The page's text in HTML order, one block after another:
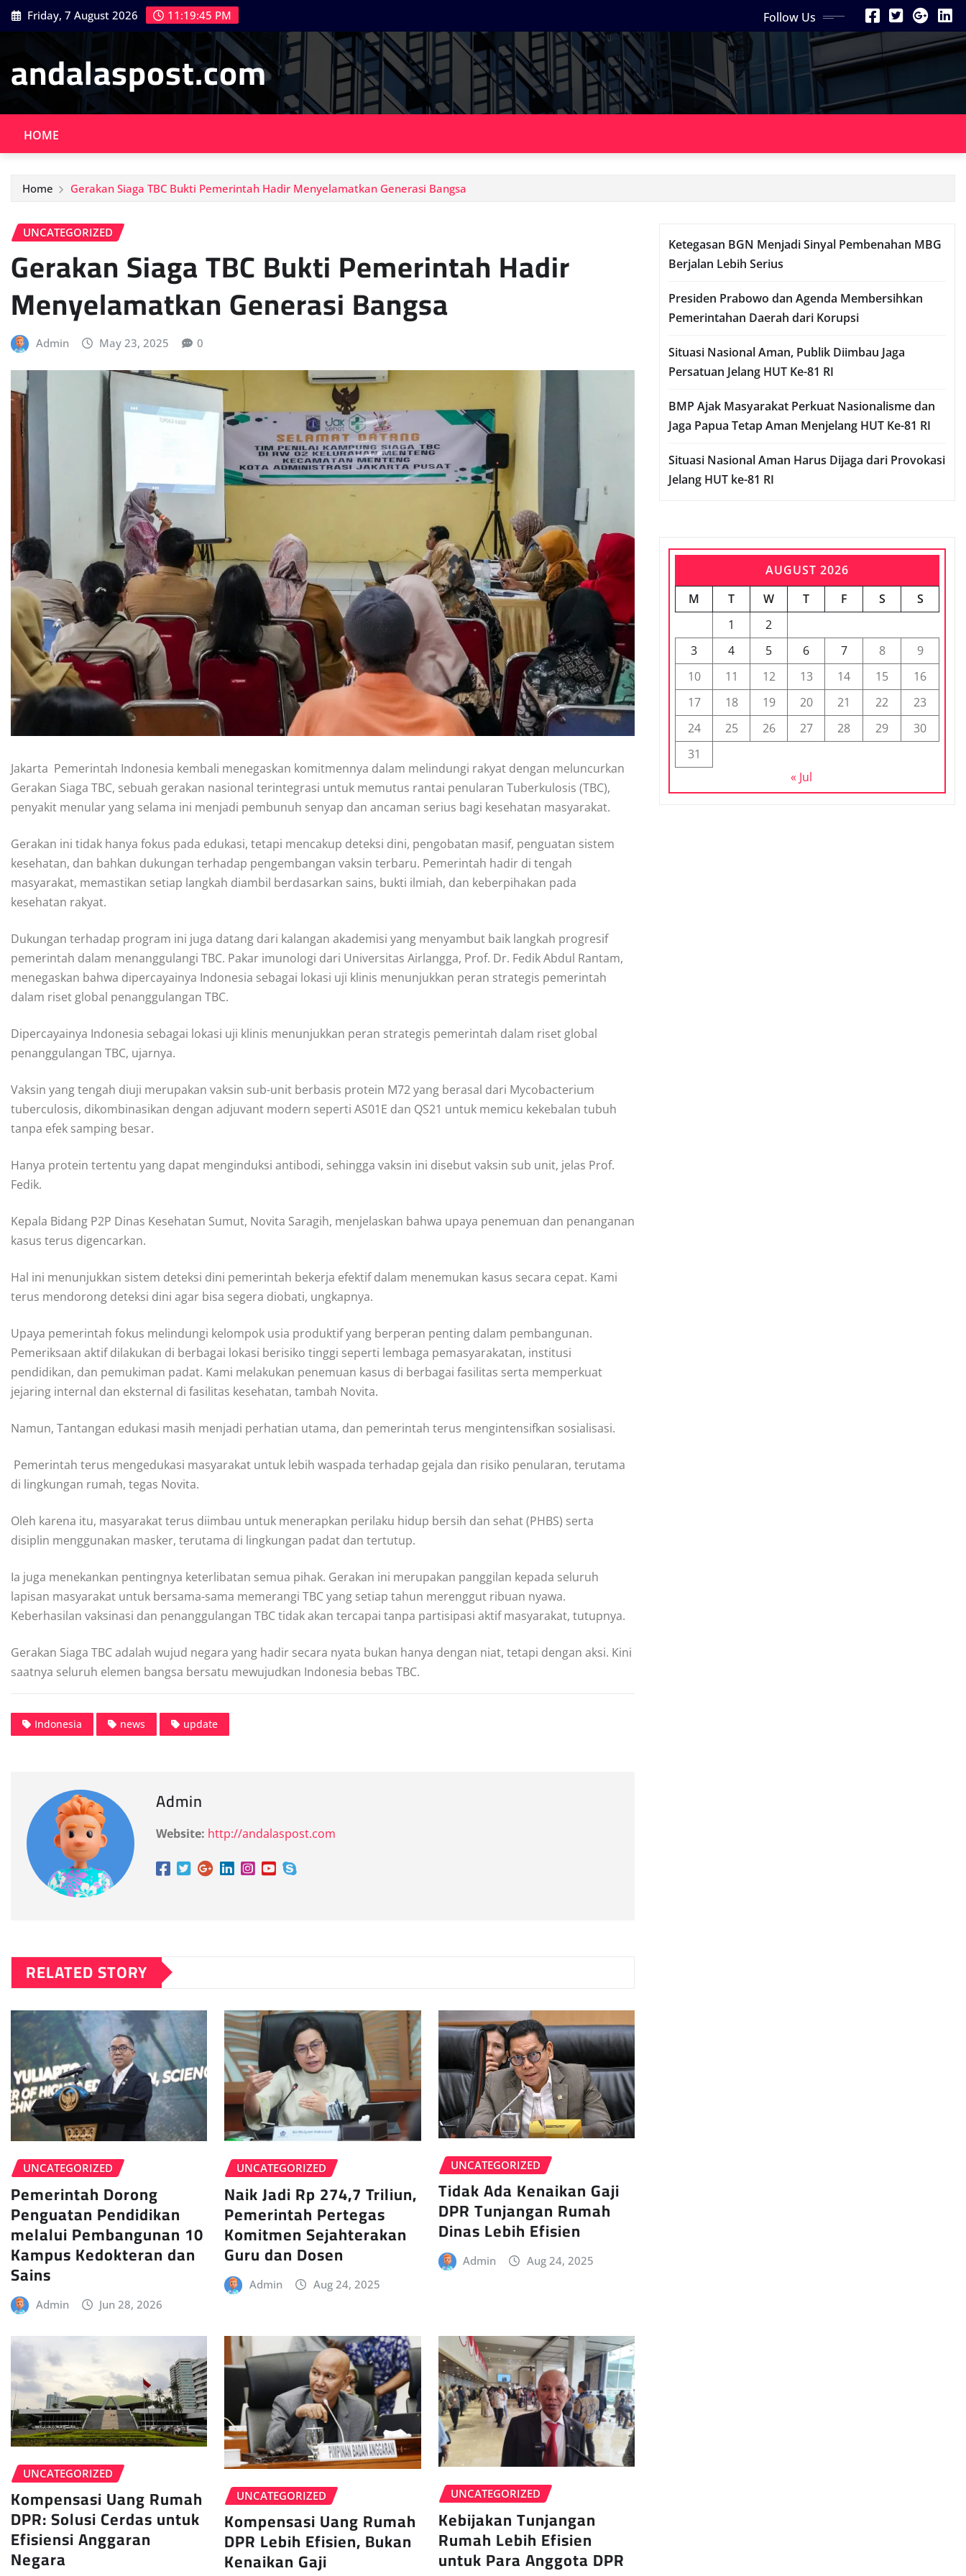
Skip
to
Friday, 7 August 2026 11:19:46 PM Follow Us
andalaspost.com
HOME
Home Gerakan Siaga TBC Bukti Pemerintah Hadir Menyelamatkan Generasi Bangsa
UNCATEGORIZED
Gerakan Siaga TBC Bukti Pemerintah Hadir
Menyelamatkan Generasi Bangsa
Admin May 23, 2025 0
Jakarta  Pemerintah Indonesia kembali menegaskan komitmennya dalam melindungi rakyat dengan meluncurkan
Gerakan Siaga TBC, sebuah gerakan nasional terintegrasi untuk memutus rantai penularan Tuberkulosis (TBC),
penyakit menular yang selama ini menjadi pembunuh senyap dan ancaman serius bagi kesehatan masyarakat.
Gerakan ini tidak hanya fokus pada edukasi, tetapi mencakup deteksi dini, pengobatan masif, penguatan sistem
kesehatan, dan bahkan dukungan terhadap pengembangan vaksin terbaru. Pemerintah hadir di tengah
masyarakat, memastikan setiap langkah diambil berdasarkan sains, bukti ilmiah, dan keberpihakan pada
kesehatan rakyat.
Dukungan terhadap program ini juga datang dari kalangan akademisi yang menyambut baik langkah progresif
pemerintah dalam menanggulangi TBC. Pakar imunologi dari Universitas Airlangga, Prof. Dr. Fedik Abdul Rantam,
menegaskan bahwa dipercayainya Indonesia sebagai lokasi uji klinis menunjukkan peran strategis pemerintah
dalam riset global penanggulangan TBC.
Dipercayainya Indonesia sebagai lokasi uji klinis menunjukkan peran strategis pemerintah dalam riset global
penanggulangan TBC, ujarnya.
Vaksin yang tengah diuji merupakan vaksin sub-unit berbasis protein M72 yang berasal dari Mycobacterium
tuberculosis, dikombinasikan dengan adjuvant modern seperti AS01E dan QS21 untuk memicu kekebalan tubuh
tanpa efek samping besar.
Hanya protein tertentu yang dapat menginduksi antibodi, sehingga vaksin ini disebut vaksin sub unit, jelas Prof.
Fedik.
Kepala Bidang P2P Dinas Kesehatan Sumut, Novita Saragih, menjelaskan bahwa upaya penemuan dan penanganan
kasus terus digencarkan.
Hal ini menunjukkan sistem deteksi dini pemerintah bekerja efektif dalam menemukan kasus secara cepat. Kami
terus mendorong deteksi dini agar bisa segera diobati, ungkapnya.
Upaya pemerintah fokus melindungi kelompok usia produktif yang berperan penting dalam pembangunan.
Pemeriksaan aktif dilakukan di berbagai lokasi berisiko tinggi seperti lembaga pemasyarakatan, institusi
pendidikan, dan pemukiman padat. Kami melakukan penemuan kasus di berbagai fasilitas serta memperkuat
jejaring internal dan eksternal di fasilitas kesehatan, tambah Novita.
Namun, Tantangan edukasi masih menjadi perhatian utama, dan pemerintah terus mengintensifkan sosialisasi.
 Pemerintah terus mengedukasi masyarakat untuk lebih waspada terhadap gejala dan risiko penularan, terutama
di lingkungan rumah, tegas Novita.
Oleh karena itu, masyarakat terus diimbau untuk menerapkan perilaku hidup bersih dan sehat (PHBS) serta
disiplin menggunakan masker, terutama di lingkungan padat dan tertutup.
Ia juga menekankan pentingnya keterlibatan semua pihak. Gerakan ini merupakan panggilan kepada seluruh
lapisan masyarakat untuk bersama-sama memerangi TBC yang setiap tahun merenggut ribuan nyawa.
Keberhasilan vaksinasi dan penanggulangan TBC tidak akan tercapai tanpa partisipasi aktif masyarakat, tutupnya.
Gerakan Siaga TBC adalah wujud negara yang hadir secara nyata bukan hanya dengan niat, tetapi dengan aksi. Kini
saatnya seluruh elemen bangsa bersatu mewujudkan Indonesia bebas TBC.
Indonesia news update
Admin
Website: http://andalaspost.com
RELATED STORY
UNCATEGORIZED
Pemerintah Dorong
Penguatan Pendidikan
melalui Pembangunan 10
Kampus Kedokteran dan
Sains
Admin Jun 28, 2026
UNCATEGORIZED
Naik Jadi Rp 274,7 Triliun,
Pemerintah Pertegas
Komitmen Sejahterakan
Guru dan Dosen
Admin Aug 24, 2025
UNCATEGORIZED
Tidak Ada Kenaikan Gaji
DPR Tunjangan Rumah
Dinas Lebih Efisien
Admin Aug 24, 2025
UNCATEGORIZED
Kompensasi Uang Rumah
DPR: Solusi Cerdas untuk
Efisiensi Anggaran
Negara
UNCATEGORIZED
Kompensasi Uang Rumah
DPR Lebih Efisien, Bukan
Kenaikan Gaji
UNCATEGORIZED
Kebijakan Tunjangan
Rumah Lebih Efisien
untuk Para Anggota DPR
Ketegasan BGN Menjadi Sinyal Pembenahan MBG
Berjalan Lebih Serius
Presiden Prabowo dan Agenda Membersihkan
Pemerintahan Daerah dari Korupsi
Situasi Nasional Aman, Publik Diimbau Jaga
Persatuan Jelang HUT Ke-81 RI
BMP Ajak Masyarakat Perkuat Nasionalisme dan
Jaga Papua Tetap Aman Menjelang HUT Ke-81 RI
Situasi Nasional Aman Harus Dijaga dari Provokasi
Jelang HUT ke-81 RI
AUGUST 2026
M
T W T F S
S
1
2
3
4 5 6 7 8
9
10
11 12 13 14 15
16
17
18 19 20 21 22
23
24
25 26 27 28 29
30
31
« Jul